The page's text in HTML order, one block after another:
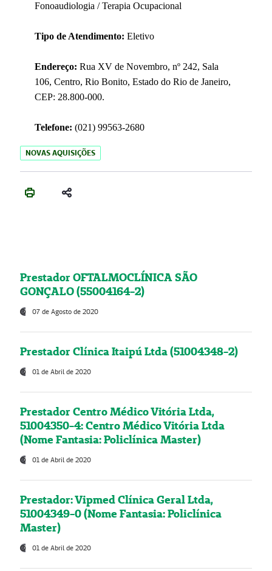
Fonoaudiologia / Terapia Ocupacional
Tipo de Atendimento: Eletivo
Endereço: Rua XV de Novembro, nº 242, Sala
106, Centro, Rio Bonito, Estado do Rio de Janeiro,
CEP: 28.800-000.
Telefone: (021) 99563-2680
NOVAS AQUISIÇÕES
Prestador OFTALMOCLÍNICA SÃO
GONÇALO (55004164-2)
07 de Agosto de 2020
Prestador Clínica Itaipú Ltda (51004348-2)
01 de Abril de 2020
Prestador Centro Médico Vitória Ltda,
51004350-4: Centro Médico Vitória Ltda
(Nome Fantasia: Policlínica Master)
01 de Abril de 2020
Prestador: Vipmed Clínica Geral Ltda,
51004349-0 (Nome Fantasia: Policlínica
Master)
01 de Abril de 2020